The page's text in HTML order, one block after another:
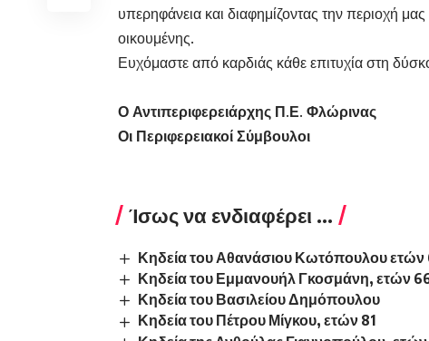
υπερηφάνεια και διαφημίζοντας την περιοχή
οικουμένης.
Ευχόμαστε από καρδιάς κάθε επιτυχία στη
Ο Αντιπεριφερειάρχης Π.Ε. Φλώρινας
Οι Περιφερειακοί Σύμβουλοι
Ίσως να ενδιαφέρει ...
Κηδεία του Αθανάσιου Κωτόπουλου ετών
Κηδεία του Εμμανουήλ Γκοσμάνη, ετών
Κηδεία του Βασιλείου Δημόπουλου
Κηδεία του Πέτρου Μίγκου, ετών 81